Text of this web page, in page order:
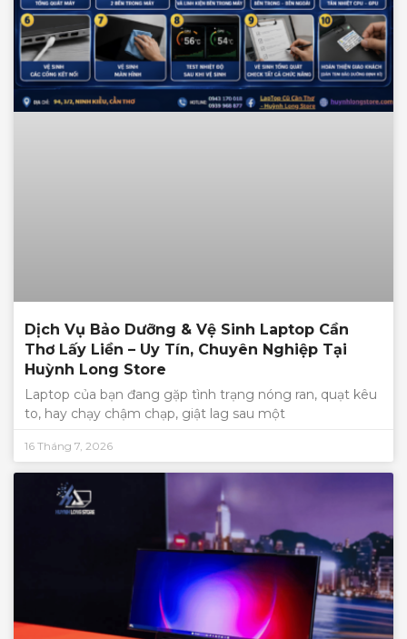
Dịch Vụ Bảo Dưỡng & Vệ Sinh Laptop Cần
Thơ Lấy Liền – Uy Tín, Chuyên Nghiệp Tại
Huỳnh Long Store
Laptop của bạn đang gặp tình trạng nóng ran, quạt kêu
to, hay chạy chậm chạp, giật lag sau một
16 Tháng 7, 2026